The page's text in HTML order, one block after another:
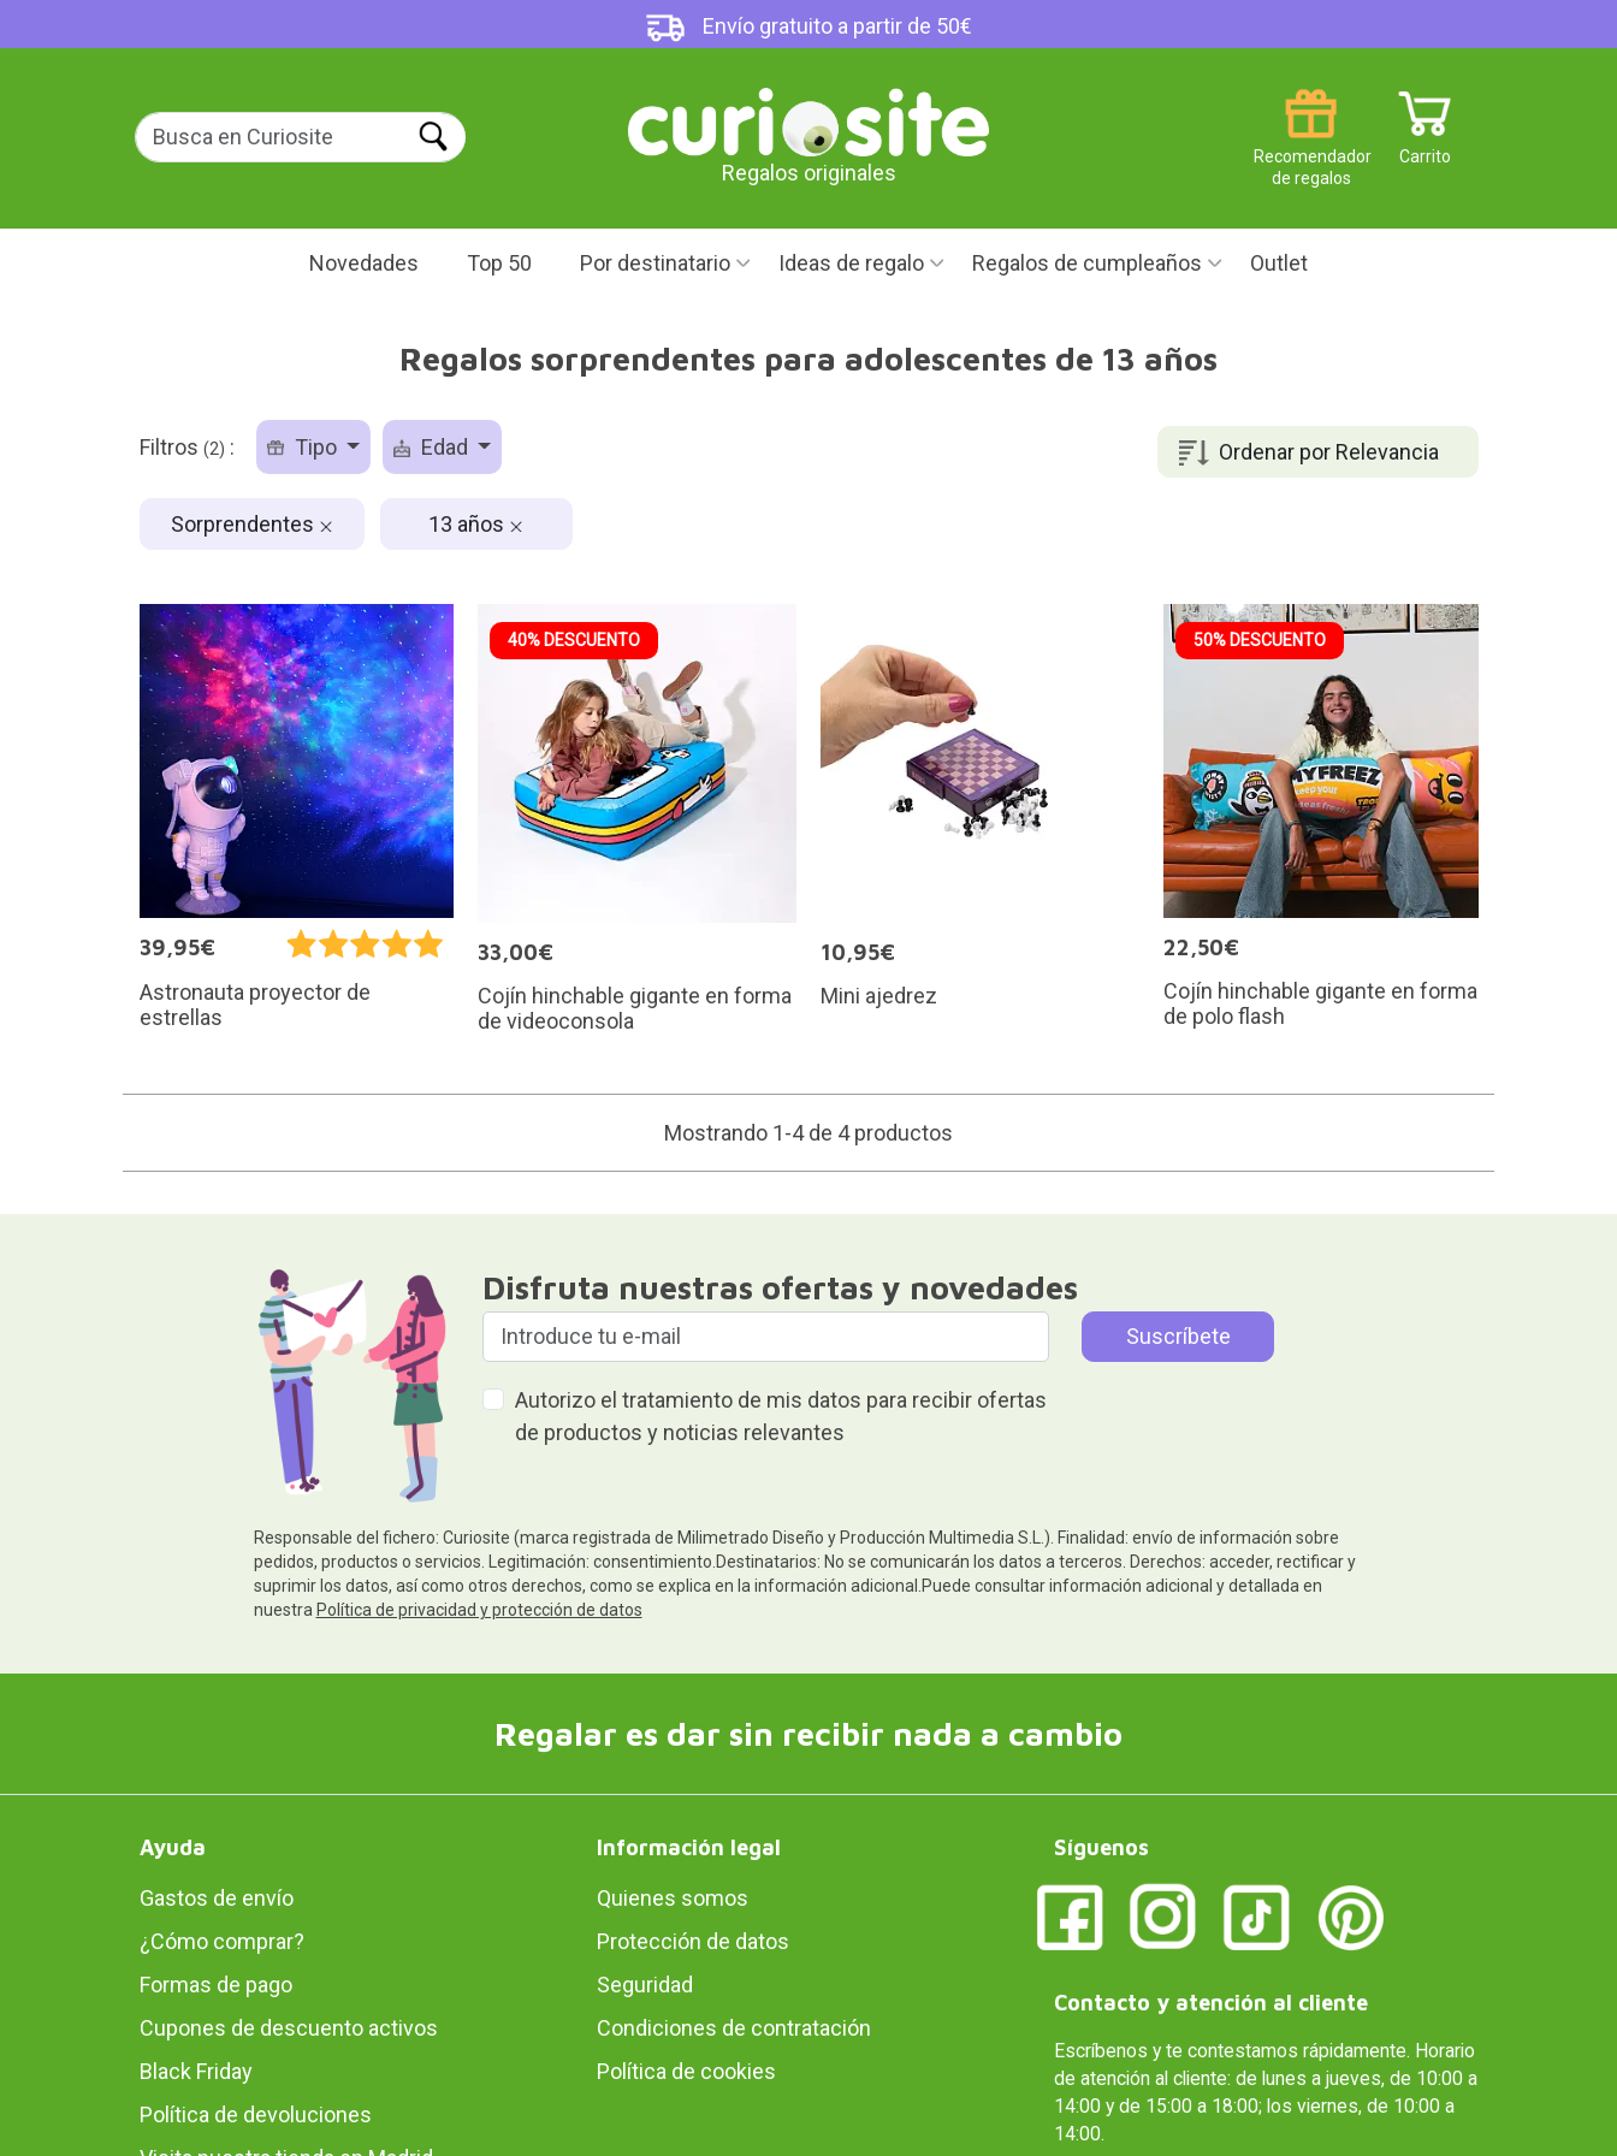
Envío gratuito a partir de 50€
Regalos originales
Carrito
Recomendador
de regalos
Novedades Top 50 Por destinatario Ideas de regalo Regalos de cumpleaños Outlet
Regalos sorprendentes para adolescentes de 13 años
Ordenar por Relevancia
Filtros (2) : Tipo Edad
Sorprendentes 13 años
39,95€
Astronauta proyector de
estrellas
40% DESCUENTO
33,00€
Cojín hinchable gigante en forma
de videoconsola
10,95€
Mini ajedrez
50% DESCUENTO
22,50€
Cojín hinchable gigante en forma
de polo flash
Mostrando 1-4 de 4 productos
Disfruta nuestras ofertas y novedades
Autorizo el tratamiento de mis datos para recibir ofertas
de productos y noticias relevantes
Responsable del fichero: Curiosite (marca registrada de Milimetrado Diseño y Producción Multimedia S.L.). Finalidad: envío de información sobre
pedidos, productos o servicios. Legitimación: consentimiento.Destinatarios: No se comunicarán los datos a terceros. Derechos: acceder, rectificar y
suprimir los datos, así como otros derechos, como se explica en la información adicional.Puede consultar información adicional y detallada en
nuestra Política de privacidad y protección de datos
Regalar es dar sin recibir nada a cambio
Ayuda
Gastos de envío
¿Cómo comprar?
Formas de pago
Cupones de descuento activos
Black Friday
Política de devoluciones
Información legal
Quienes somos
Protección de datos
Seguridad
Condiciones de contratación
Política de cookies
Síguenos
Contacto y atención al cliente
Escríbenos y te contestamos rápidamente. Horario
de atención al cliente: de lunes a jueves, de 10:00 a
14:00 y de 15:00 a 18:00; los viernes, de 10:00 a
14:00.